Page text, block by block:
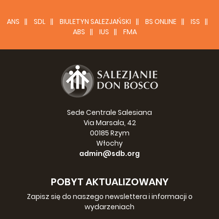
dotyczące działania studni, odnotowujemy to i po
załatwieniu różnych innych koniecznych spraw, jakie
jakie studnie wymagają konserwacji” – wyjaśnia
W 13 wioskach regionu Parabubure mieszka około 500
osób, którzy korzystają z tych studni, które przeszły
konserwację. Ta łączyła się z wykonaniem małych
napraw, wymianą pomp, naprawą kurków i innymi
Istniejące studnie zostały wykonane w różnym czasie
w ciągu ostatnich 30 lat, zgodnie z potrzebami
rdzennej ludności. Ostatnia studnia, która powstała w
Teihidzatse trzy lata temu.
Inne studnie zostały wykonane w różnych innych
wioskach dzięki wsparciu państwowemu. Projekt
ANS SDL BIULETYN SALEZJAŃSKI BS ONLINE
ISS
ABS
IUS FMA
Sede Centrale Salesiana
Via Marsala, 42
00185 Rzym
Włochy
admin@sdb.org
POBYT AKTUALIZOWANY
Zapisz się do naszego newslettera i informacji o
wydarzeniach